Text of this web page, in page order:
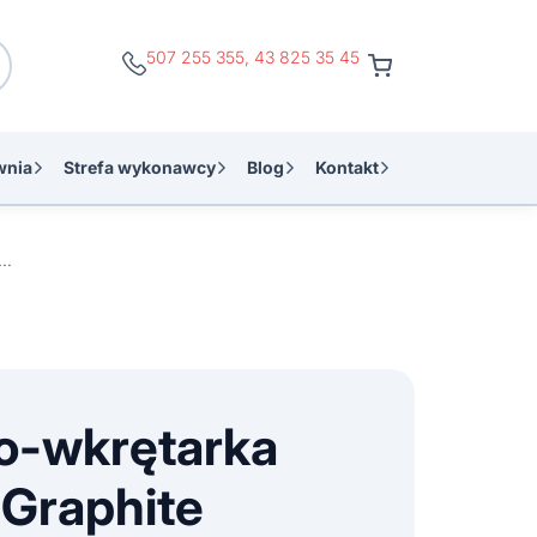
507 255 355 43 825 35 45
Strefa wykonawcy Blog Kontakt
Wiertarko-wkrętarka sieciowa Graphite 58G792 250W
wkrętarka